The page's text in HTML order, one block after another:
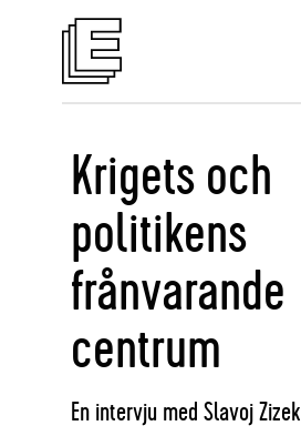
Krigets och
politikens
frånvarande
centrum
En intervju med Slavoj Zizek